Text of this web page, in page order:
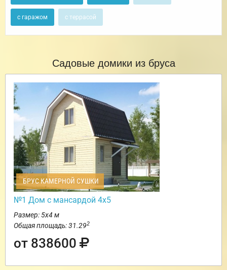
с гаражом с террасой
Садовые домики из бруса
БРУС КАМЕРНОЙ СУШКИ
№1 Дом с мансардой 4х5
Размер: 5х4 м
Общая площадь: 31.292
от 838600